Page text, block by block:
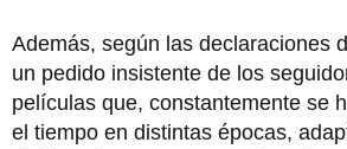
Además, según las declaraciones
un pedido insistente de los
películas que, constantemente se
el tiempo en distintas épocas,